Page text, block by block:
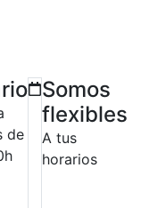
de
Somos
flexibles
A tus
horarios